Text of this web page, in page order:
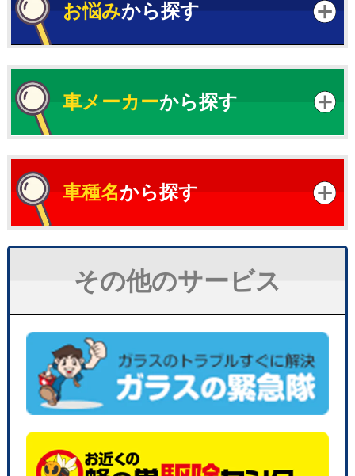
お悩みから探す
車メーカーから探す
車種名から探す
その他のサービス